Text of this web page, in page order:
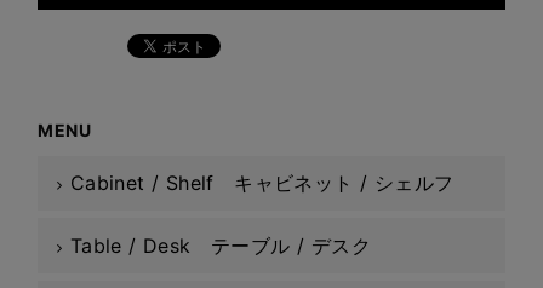
MENU
Cabinet / Shelf キャビネット / シェルフ
Table / Desk テーブル / デスク